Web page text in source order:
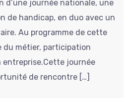
d’une journée nationale, une
de handicap, en duo avec un
Au programme de cette
du métier, participation
entreprise.Cette journée
de rencontre […]